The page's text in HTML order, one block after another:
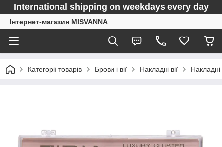
International shipping on weekdays every day
Інтернет-магазин MISVANNA
Категорії товарів Брови і вії Накладні вії